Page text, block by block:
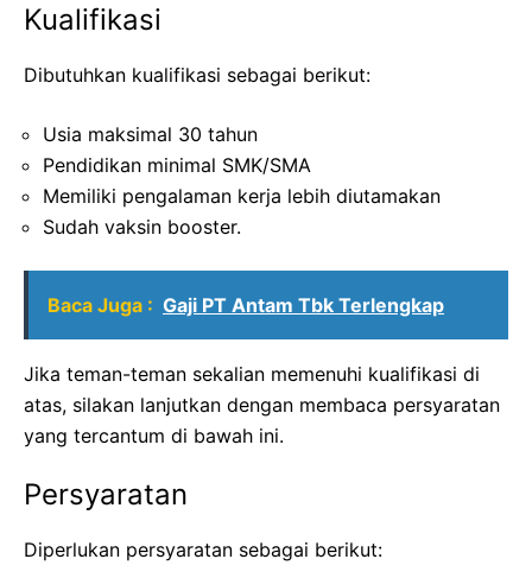
Kualifikasi
Dibutuhkan kualifikasi sebagai berikut:
Usia maksimal 30 tahun
Pendidikan minimal SMK/SMA
Memiliki pengalaman kerja lebih diutamakan
Sudah vaksin booster.
Baca Juga : Gaji PT Antam Tbk Terlengkap
Jika teman-teman sekalian memenuhi kualifikasi di
atas, silakan lanjutkan dengan membaca persyaratan
yang tercantum di bawah ini.
Persyaratan
Diperlukan persyaratan sebagai berikut: